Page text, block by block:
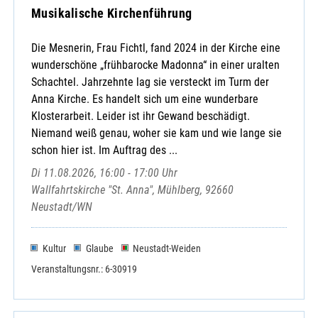
Musikalische Kirchenführung
Die Mesnerin, Frau Fichtl, fand 2024 in der Kirche eine
wunderschöne „frühbarocke Madonna“ in einer uralten
Schachtel. Jahrzehnte lag sie versteckt im Turm der
Anna Kirche. Es handelt sich um eine wunderbare
Klosterarbeit. Leider ist ihr Gewand beschädigt.
Niemand weiß genau, woher sie kam und wie lange sie
schon hier ist. Im Auftrag des ...
Di 11.08.2026, 16:00 - 17:00 Uhr
Wallfahrtskirche "St. Anna", Mühlberg, 92660
Neustadt/WN
Kultur Glaube
Neustadt-Weiden
Veranstaltungsnr.: 6-30919